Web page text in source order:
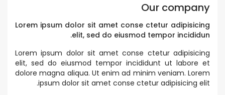
Our company
Lorem ipsum dolor sit amet conse ctetur adipisicing
elit, sed do eiusmod tempor incididun.
Lorem ipsum dolor sit amet conse ctetur adipisicing
elit, sed do eiusmod tempor incididunt ut labore et
dolore magna aliqua. Ut enim ad minim veniam. Lorem
ipsum dolor sit amet conse ctetur adipisicing elit.